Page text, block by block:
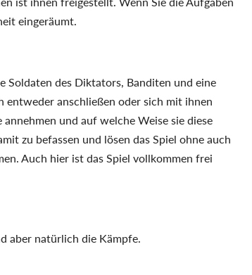
eingeräumt.
Soldaten des Diktators, Banditen und eine
entweder anschließen oder sich mit ihnen
und auf welche Weise sie diese
zu befassen und lösen das Spiel ohne auch
Auch hier ist das Spiel vollkommen frei
aber natürlich die Kämpfe.